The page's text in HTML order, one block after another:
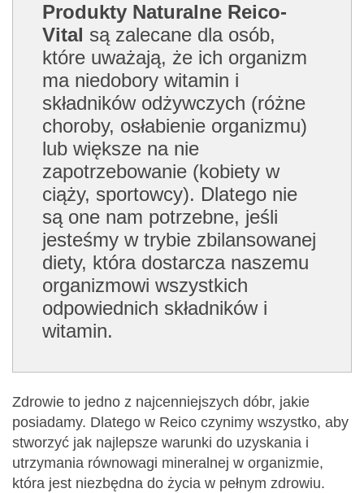
Produkty Naturalne Reico-
Vital są zalecane dla osób,
które uważają, że ich organizm
ma niedobory witamin i
składników odżywczych (różne
choroby, osłabienie organizmu)
lub większe na nie
zapotrzebowanie (kobiety w
ciąży, sportowcy). Dlatego nie
są one nam potrzebne, jeśli
jesteśmy w trybie zbilansowanej
diety, która dostarcza naszemu
organizmowi wszystkich
odpowiednich składników i
witamin.
Zdrowie to jedno z najcenniejszych dóbr, jakie
posiadamy. Dlatego w Reico czynimy wszystko, aby
stworzyć jak najlepsze warunki do uzyskania i
utrzymania równowagi mineralnej w organizmie,
która jest niezbędna do życia w pełnym zdrowiu.